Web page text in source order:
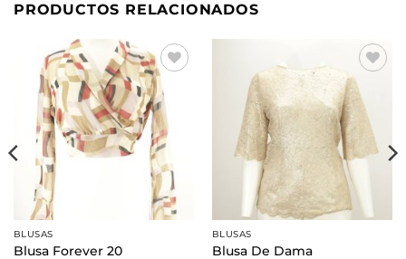
PRODUCTOS RELACIONADOS
Añadir
a la
lista de
deseos
BLUSAS
Blusa Forever 20
Añadir
a la
lista de
deseos
BLUSAS
Blusa De Dama